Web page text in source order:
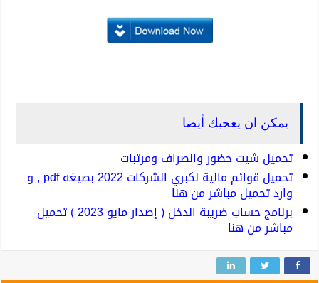
يمكن ان يعجبك أيضا
تحميل شيت حضور وانصراف ومرتبات
تحميل قوائم مالية لكبري الشركات 2022 بصيغه pdf , و
وارد تحميل مباشر من هنا
برنامج حساب ضريبة الدخل ( إصدار مايو 2023 ) تحميل
مباشر من هنا